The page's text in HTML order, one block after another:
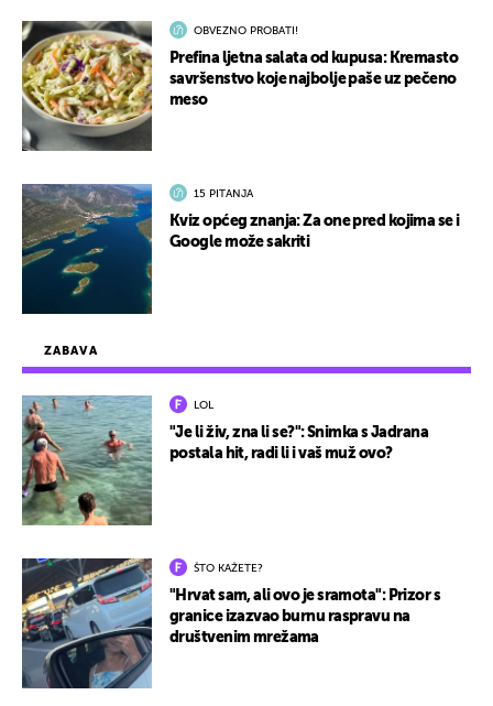
ZABAVA
LOL
"Je li živ, zna li se?": Snimka s Jadrana
postala hit, radi li i vaš muž ovo?
ŠTO KAŽETE?
"Hrvat sam, ali ovo je sramota": Prizor s
granice izazvao burnu raspravu na
društvenim mrežama
OBVEZNO PROBATI!
Prefina ljetna salata od kupusa: Kremasto
savršenstvo koje najbolje paše uz pečeno
meso
15 PITANJA
Kviz općeg znanja: Za one pred kojima se i
Google može sakriti